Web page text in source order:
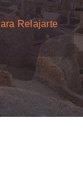
Relajarte